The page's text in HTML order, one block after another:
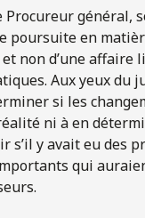
général,
poursuite en
non d’une affaire
Aux yeux du
si les
ni à en
s’il y avait eu des
qui